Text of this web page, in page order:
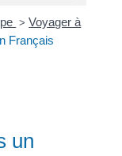
> Voyager à
Français
un